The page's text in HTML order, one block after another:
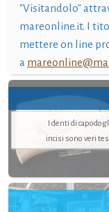
"Visitandolo"
mareonline.it. I
mettere on line
a
I denti di
incisi sono veri